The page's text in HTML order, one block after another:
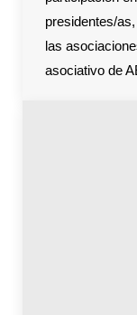
presidentes/
las
asociativo de